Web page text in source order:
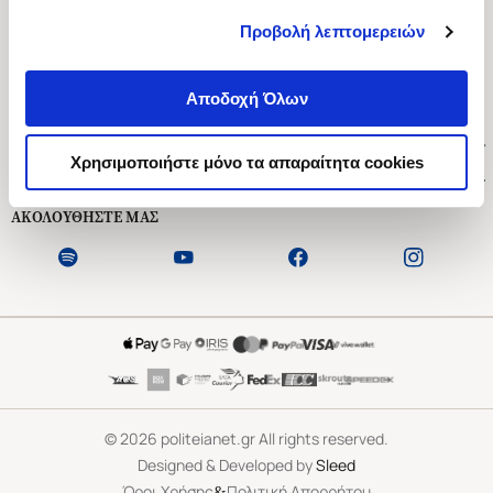
Προβολή λεπτομερειών
Αποδοχή Όλων
Χρησιμοποιήστε μόνο τα απαραίτητα cookies
Ασκληπιού 1-3, Αθήνα 106 79
Δευτέρα - Παρασκευή 09:00-21:00
Εξυπηρέτηση Πελατών
ΑΚΟΛΟΥΘΗΣΤΕ ΜΑΣ
©2026 politeianet.gr All rights reserved.
Designed & Developed bySleed